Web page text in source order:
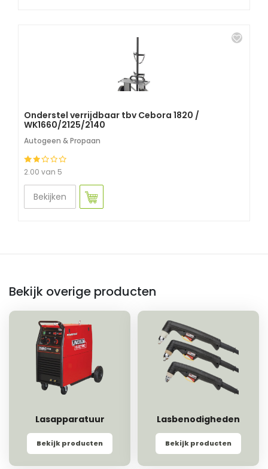
Onderstel verrijdbaar tbv Cebora 1820 /
WK1660/2125/2140
Autogeen & Propaan
2.00 van 5
Bekijken
Bekijk overige producten
Lasapparatuur
Bekijk producten
Lasbenodigheden
Bekijk producten